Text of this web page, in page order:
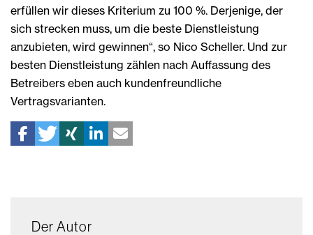
erfüllen wir dieses Kriterium zu 100 %. Derjenige, der
sich strecken muss, um die beste Dienstleistung
anzubieten, wird gewinnen“, so Nico Scheller. Und zur
besten Dienstleistung zählen nach Auffassung des
Betreibers eben auch kunden­freundliche
Vertragsvarianten.
Der Autor